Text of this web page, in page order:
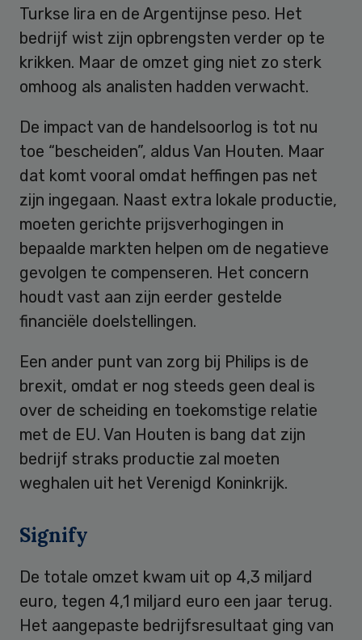
Turkse lira en de Argentijnse peso. Het
bedrijf wist zijn opbrengsten verder op te
krikken. Maar de omzet ging niet zo sterk
omhoog als analisten hadden verwacht.
De impact van de handelsoorlog is tot nu
toe “bescheiden”, aldus Van Houten. Maar
dat komt vooral omdat heffingen pas net
zijn ingegaan. Naast extra lokale productie,
moeten gerichte prijsverhogingen in
bepaalde markten helpen om de negatieve
gevolgen te compenseren. Het concern
houdt vast aan zijn eerder gestelde
financiële doelstellingen.
Een ander punt van zorg bij Philips is de
brexit, omdat er nog steeds geen deal is
over de scheiding en toekomstige relatie
met de EU. Van Houten is bang dat zijn
bedrijf straks productie zal moeten
weghalen uit het Verenigd Koninkrijk.
Signify
De totale omzet kwam uit op 4,3 miljard
euro, tegen 4,1 miljard euro een jaar terug.
Het aangepaste bedrijfsresultaat ging van